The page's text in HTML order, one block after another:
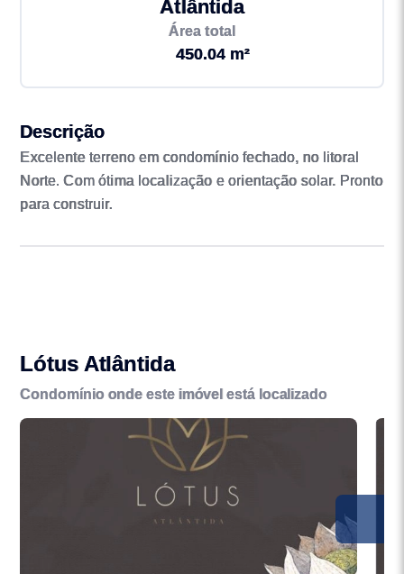
Atlântida
Área total
450.04 m²
Descrição
Excelente terreno em condomínio fechado, no litoral
Norte. Com ótima localização e orientação solar. Pronto
para construir.
Lótus Atlântida
Condomínio onde este imóvel está localizado